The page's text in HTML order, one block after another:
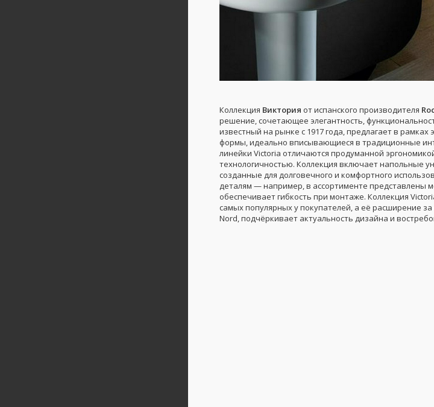
Коллекция Виктория от испанского производителя
решение, сочетающее элегантность,
известный на рынке с 1917 года, предлагает в
формы, идеально вписывающиеся в традиционные
линейки Victoria отличаются продуманной
технологичностью. Коллекция включает напольные
созданные для долговечного и комфортного
деталям — например, в ассортименте представлены
обеспечивает гибкость при монтаже. Коллекция
самых популярных у покупателей, а её расширение
Nord, подчёркивает актуальность дизайна и